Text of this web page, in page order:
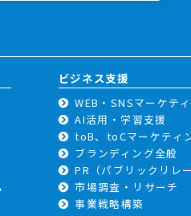
ビジネス支援
WEB・SNSマーケテ
AI活用・学習支援
toB、toCマーケティ
ブランディング全般
PR（パブリックリレ
市場調査・リサーチ
事業戦略構築